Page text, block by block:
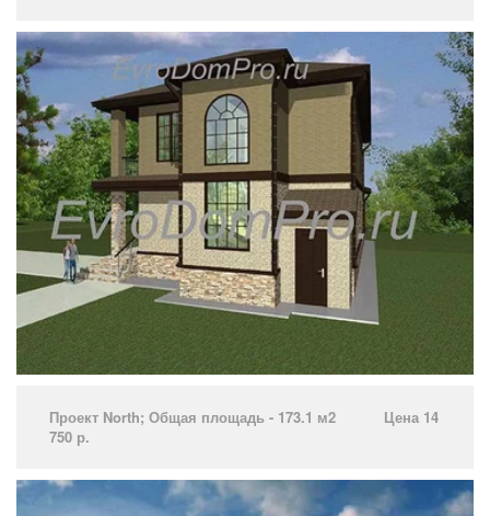
Проект North­; Общая площадь - 173.1 м2 Цена 14
750 р.­ ­